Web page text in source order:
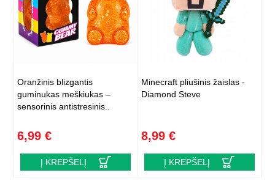
Oranžinis blizgantis
guminukas meškiukas –
sensorinis antistresinis..
6,99 €
Į KREPŠELĮ
Minecraft pliušinis žaislas -
Diamond Steve
8,99 €
Į KREPŠELĮ